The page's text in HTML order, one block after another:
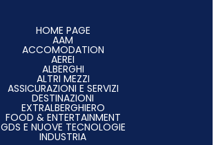
HOME PAGE
AAM
ACCOMODATION
AEREI
ALBERGHI
ALTRI MEZZI
ASSICURAZIONI E SERVIZI
DESTINAZIONI
EXTRALBERGHIERO
FOOD & ENTERTAINMENT
GDS E NUOVE TECNOLOGIE
INDUSTRIA